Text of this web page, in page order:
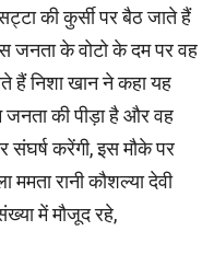
की कुर्सी पर बैठ जाते हैं
जनता के वोटो के दम पर वह
हैं निशा खान ने कहा यह
जनता की पीड़ा है और वह
करेंगी, इस मौके पर
ममता रानी कौशल्या देवी
में मौजूद रहे,